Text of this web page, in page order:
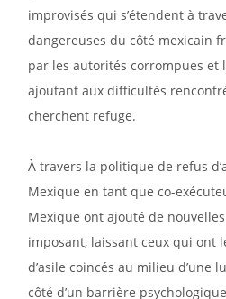
improvisés qui s’étendent à
dangereuses du côté mexicain
par les autorités corrompues et
ajoutant aux difficultés
cherchent refuge.
À travers la politique de refus
Mexique en tant que co-
Mexique ont ajouté de
imposant, laissant ceux qui ont
d’asile coincés au milieu d’une
côté d’un barrière